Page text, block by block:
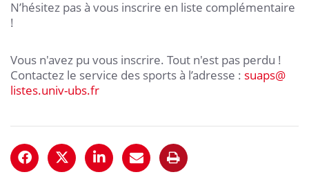
N’hésitez pas à vous inscrire en liste complémentaire
!
Vous n'avez pu vous inscrire. Tout n'est pas perdu !
Contactez le service des sports à l’adresse : suaps@
listes.univ-ubs.fr